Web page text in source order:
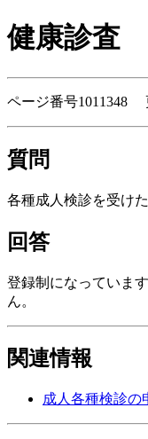
健康診査
ページ番号1011348
質問
各種成人検診を受け
回答
登録制になっていま
ん。
関連情報
成人各種検診の